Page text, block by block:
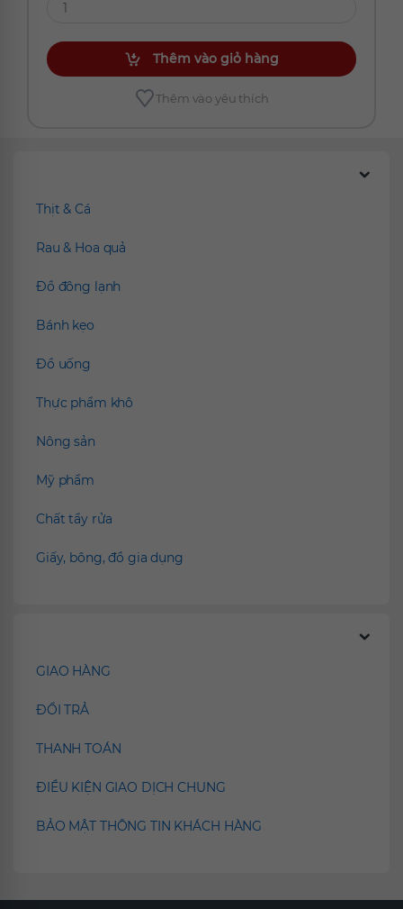
Thêm vào giỏ hàng
Thêm vào yêu thích
Thịt & Cá
Rau & Hoa quả
Đồ đông lạnh
Bánh kẹo
Đồ uống
Thực phẩm khô
Nông sản
Mỹ phẩm
Chất tẩy rửa
Giấy, bông, đồ gia dụng
GIAO HÀNG
ĐỔI TRẢ
THANH TOÁN
ĐIỀU KIỆN GIAO DỊCH CHUNG
BẢO MẬT THÔNG TIN KHÁCH HÀNG